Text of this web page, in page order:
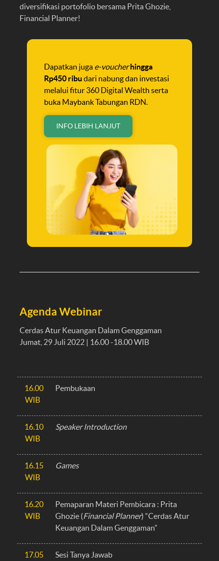
diversifikasi portofolio bersama Prita Ghozie,
Financial Planner!
Dapatkan juga e-voucherhingga
Rp450 ribu dari nabung dan investasi
melalui fitur 360 Digital Wealth serta
buka Maybank Tabungan RDN.
INFO LEBIH LANJUT
Agenda Webinar
Cerdas Atur Keuangan Dalam Genggaman
Jumat, 29 Juli 2022 | 16.00 -18.00 WIB
16.00
WIB
Pembukaan
16.10
WIB
Speaker Introduction
16.15
WIB
Games
16.20
WIB
Pemaparan Materi Pembicara : Prita
Ghozie (Financial Planner) “Cerdas Atur
Keuangan Dalam Genggaman”
17.05
Sesi Tanya Jawab